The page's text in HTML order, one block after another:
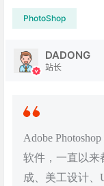
PhotoShop
DADONG
站长
Adobe
软件，一直以来
成、美工设计、